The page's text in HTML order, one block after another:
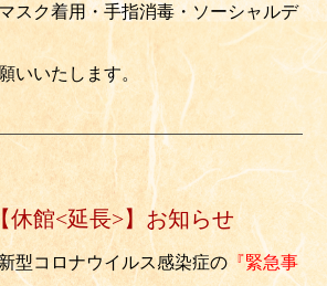
スク着用・手指消毒・ソーシャルデ
いいたします。
休館<延長>】お知らせ
型コロナウイルス感染症の『緊急事